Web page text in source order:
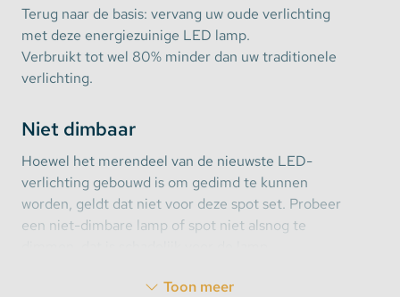
Terug naar de basis: vervang uw oude verlichting
met deze energiezuinige LED lamp.
Verbruikt tot wel 80% minder dan uw traditionele
verlichting.
Niet dimbaar
Hoewel het merendeel van de nieuwste LED-
verlichting gebouwd is om gedimd te kunnen
worden, geldt dat niet voor deze spot set. Probeer
een niet-dimbare lamp of spot niet alsnog te
Toon meer